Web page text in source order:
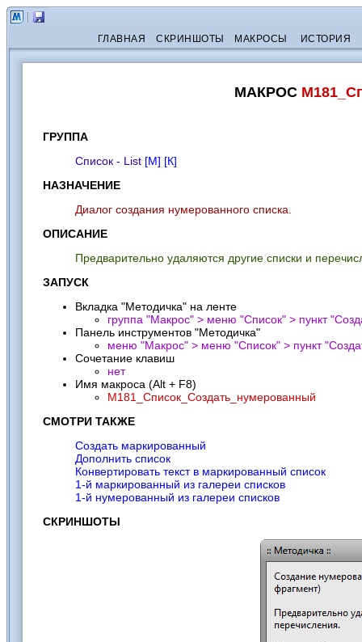
ГЛАВНАЯ СКРИНШОТЫ МАКРОСЫ ИСТОРИЯ
МАКРОС
ГРУППА
Список - List [М] [К]
НАЗНАЧЕНИЕ
Диалог создания нумерованного списка.
ОПИСАНИЕ
Предварительно удаляются другие списки и
ЗАПУСК
Вкладка "Методичка" на ленте
группа "Макрос" > меню "Список" > пункт "
Панель инструментов "Методичка"
меню "Макрос" > меню "Список" > пункт "
Сочетание клавиш
нет
Имя макроса (Alt + F8)
M181_Список_Создать_нумерованный
СМОТРИ ТАКЖЕ
Создать маркированный
Дополнить список
Конвертировать текст в маркированный список
1-й маркированный из галереи списков
1-й нумерованный из галереи списков
СКРИНШОТЫ